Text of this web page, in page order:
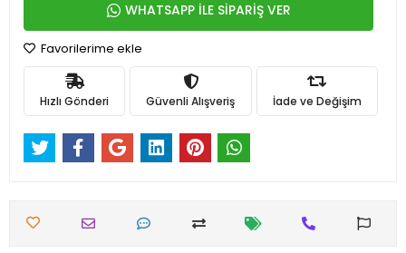
WHATSAPP İLE SİPARİŞ VER
Favorilerime ekle
Hızlı Gönderi Güvenli Alışveriş İade ve Değişim